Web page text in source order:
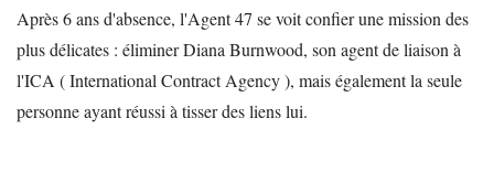
Après 6 ans d'absence, l'Agent 47 se voit confier une mission des
plus délicates : éliminer Diana Burnwood, son agent de liaison à
l'ICA ( International Contract Agency ), mais également la seule
personne ayant réussi à tisser des liens lui.